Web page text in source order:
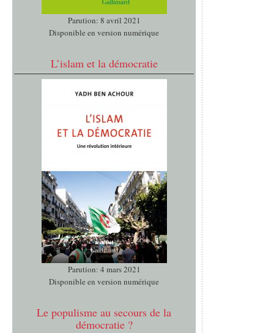
Parution: 8 avril 2021
Disponible en version numérique
L’islam et la démocratie
Parution: 4 mars 2021
Disponible en version numérique
Le populisme au secours de la
démocratie ?